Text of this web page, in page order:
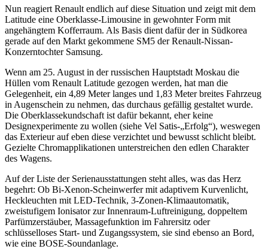
Nun reagiert Renault endlich auf diese Situation und zeigt mit dem
Latitude eine Oberklasse-Limousine in gewohnter Form mit
angehängtem Kofferraum. Als Basis dient dafür der in Südkorea
gerade auf den Markt gekommene SM5 der Renault-Nissan-
Konzerntochter Samsung.
Wenn am 25. August in der russischen Hauptstadt Moskau die
Hüllen vom Renault Latitude gezogen werden, hat man die
Gelegenheit, ein 4,89 Meter langes und 1,83 Meter breites Fahrzeug
in Augenschein zu nehmen, das durchaus gefällig gestaltet wurde.
Die Oberklassekundschaft ist dafür bekannt, eher keine
Designexperimente zu wollen (siehe Vel Satis-„Erfolg“), weswegen
das Exterieur auf eben diese verzichtet und bewusst schlicht bleibt.
Gezielte Chromapplikationen unterstreichen den edlen Charakter
des Wagens.
Auf der Liste der Serienausstattungen steht alles, was das Herz
begehrt: Ob Bi-Xenon-Scheinwerfer mit adaptivem Kurvenlicht,
Heckleuchten mit LED-Technik, 3-Zonen-Klimaautomatik,
zweistufigem Ionisator zur Innenraum-Luftreinigung, doppeltem
Parfümzerstäuber, Massagefunktion im Fahrersitz oder
schlüsselloses Start- und Zugangssystem, sie sind ebenso an Bord,
wie eine BOSE-Soundanlage.